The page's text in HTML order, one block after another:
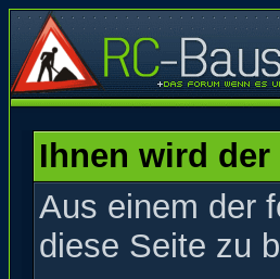
Ihnen wird
Aus einem der
diese Seite zu